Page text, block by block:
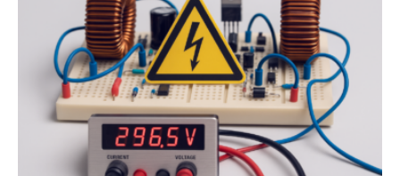
Gesamtsumme von mehr als zwei Millionen Euro.
Damit zählt die Hochschule zu den großen
Gewinnerinnen der aktuellen Förderrunde des
Bayerischen Wissenschaftsministeriums. Im
Mittelpunkt steht der direkte Wissenstransfer: Neue
wissenschaftliche Erkenntnisse sollen rasch in die